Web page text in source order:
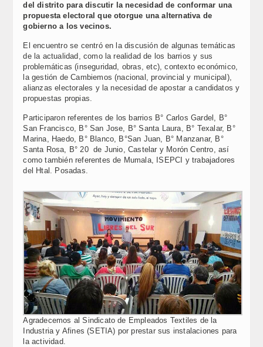
del distrito para discutir la necesidad de conformar una
propuesta electoral que otorgue una alternativa de
gobierno a los vecinos.
El encuentro se centró en la discusión de algunas temáticas
de la actualidad, como la realidad de los barrios y sus
problemáticas (inseguridad, obras, etc), contexto económico,
la gestión de Cambiemos (nacional, provincial y municipal),
alianzas electorales y la necesidad de apostar a candidatos y
propuestas propias.
Participaron referentes de los barrios B° Carlos Gardel, B°
San Francisco, B° San Jose, B° Santa Laura, B° Texalar, B°
Marina, Haedo, B° Blanco, B°San Juan, B° Manzanar, B°
Santa Rosa, B° 20 de Junio, Castelar y Morón Centro, así
como también referentes de Mumala, ISEPCI y trabajadores
del Htal. Posadas.
Agradecemos al Sindicato de Empleados Textiles de la
Industria y Afines (SETIA) por prestar sus instalaciones para
la actividad.